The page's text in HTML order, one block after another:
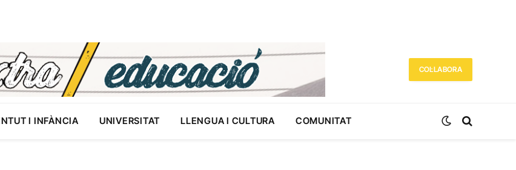
COL·LABORA
I INFÀNCIA UNIVERSITAT LLENGUA I CULTURA COMUNITAT